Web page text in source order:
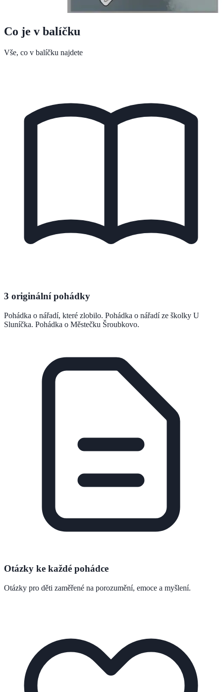
Co je v balíčku
Vše, co v balíčku najdete
3 originální pohádky
Pohádka o nářadí, které zlobilo. Pohádka o nářadí ze školky U
Sluníčka. Pohádka o Městečku Šroubkovo.
Otázky ke každé pohádce
Otázky pro děti zaměřené na porozumění, emoce a myšlení.